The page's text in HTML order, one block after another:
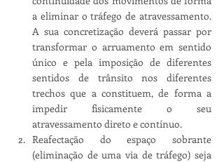
a eliminar o tráfego de atravessamento.
A sua concretização deverá passar por
transformar o arruamento em sentido
único e pela imposição de diferentes
sentidos de trânsito nos diferentes
trechos que a constituem, de forma a
impedir fisicamente o seu
atravessamento direto e contínuo.
Reafectação do espaço sobrante
(eliminação de uma via de tráfego) seja